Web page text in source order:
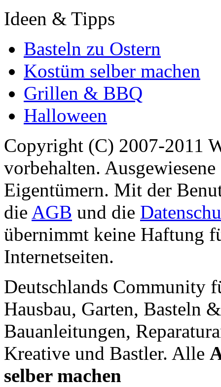
Ideen & Tipps
Basteln zu Ostern
Kostüm selber machen
Grillen & BBQ
Halloween
Copyright (C) 2007-2011
vorbehalten.
Eigentümern. Mit der
die AGB und die
übernimmt keine Haftung
Internetseiten.
Deutschlands Community
Hausbau, Garten, Basteln
Bauanleitungen,
Kreative und Bastler. Alle
selber machen